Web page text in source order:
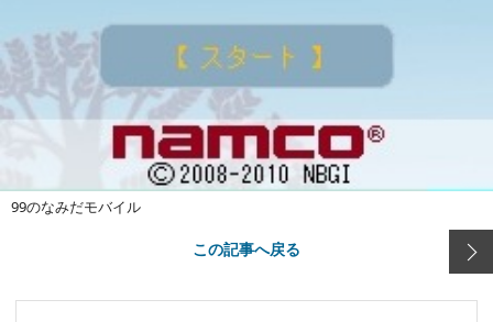
99のなみだモバイル
この記事へ戻る